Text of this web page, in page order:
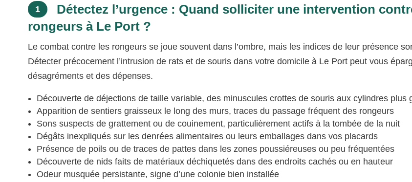
1
Détectez l’urgence : Quand solliciter une intervention
rongeurs à Le Port ?
Le combat contre les rongeurs se joue souvent dans l’ombre, mais les indices de leur présence
Détecter précocement l’intrusion de rats et de souris dans votre domicile à Le Port peut vous
désagréments et des dépenses.
Découverte de déjections de taille variable, des minuscules crottes de souris aux cylindres plus
Apparition de sentiers graisseux le long des murs, traces du passage fréquent des rongeurs
Sons suspects de grattement ou de couinement, particulièrement actifs à la tombée de la nuit
Dégâts inexpliqués sur les denrées alimentaires ou leurs emballages dans vos placards
Présence de poils ou de traces de pattes dans les zones poussiéreuses ou peu fréquentées
Découverte de nids faits de matériaux déchiquetés dans des endroits cachés ou en hauteur
Odeur musquée persistante, signe d’une colonie bien installée